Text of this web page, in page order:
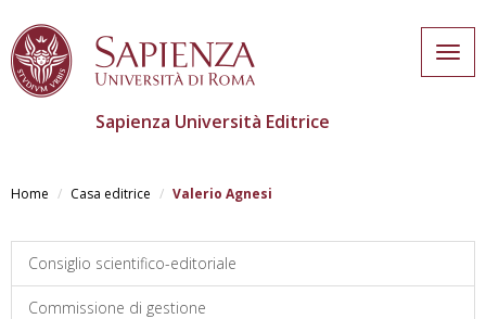
contenuto
Sapienza Università Editrice
Home Casa editrice Valerio Agnesi
Consiglio scientifico-editoriale
Commissione di gestione